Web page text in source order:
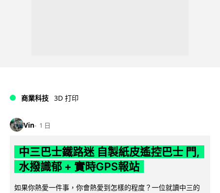
商業科技 3D 打印
Vin 1 日
中三巴士鐵路迷 自製紙皮遙控巴士 門,
水撥識郁 + 實時GPS報站
如果你熱愛一件事，你會熱愛到怎樣的程度？一位就讀中三的